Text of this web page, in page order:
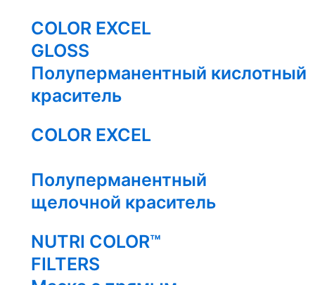
COLOR EXCEL
GLOSS
Полуперманентный кислотный
краситель
COLOR EXCEL
Полуперманентный
щелочной краситель
NUTRI COLOR™
FILTERS